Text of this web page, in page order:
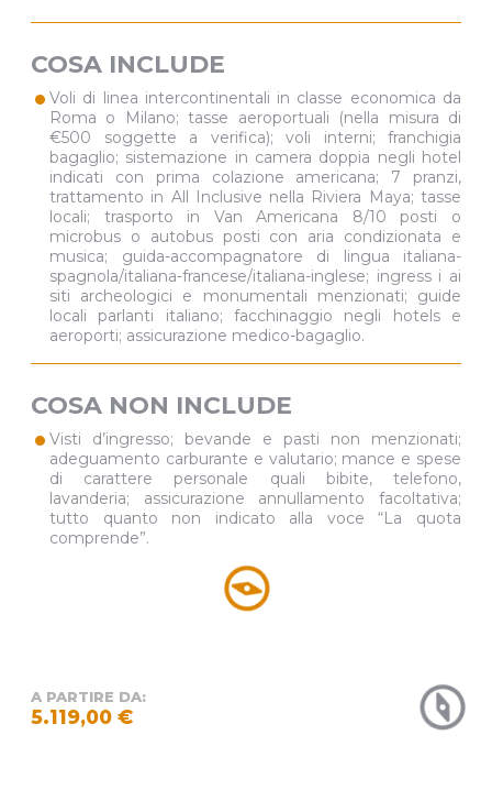
COSA INCLUDE
•Voli di linea intercontinentali in classe economica da
Roma o Milano; tasse aeroportuali (nella misura di
€500 soggette a verifica); voli interni; franchigia
bagaglio; sistemazione in camera doppia negli hotel
indicati con prima colazione americana; 7 pranzi,
trattamento in All Inclusive nella Riviera Maya; tasse
locali; trasporto in Van Americana 8/10 posti o
microbus o autobus posti con aria condizionata e
musica; guida-accompagnatore di lingua italiana-
spagnola/italiana-francese/italiana-inglese; ingress i ai
siti archeologici e monumentali menzionati; guide
locali parlanti italiano; facchinaggio negli hotels e
aeroporti; assicurazione medico-bagaglio.
COSA NON INCLUDE
•Visti d’ingresso; bevande e pasti non menzionati;
adeguamento carburante e valutario; mance e spese
di carattere personale quali bibite, telefono,
lavanderia; assicurazione annullamento facoltativa;
tutto quanto non indicato alla voce “La quota
comprende”.
A PARTIRE DA:
5.119,00 €